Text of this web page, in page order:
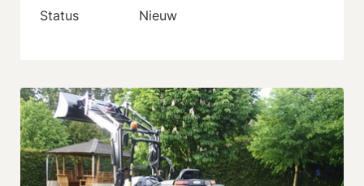
Status
Nieuw